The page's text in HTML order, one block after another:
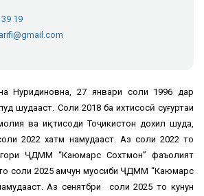
19
Нуридиновна, 27 январи соли 1996 дар
шудааст. Соли 2018 ба ихтисосӣ суғуртаи
ва иқтисоди Тоҷикистон дохил шуда,
2022 хатм намудааст. Аз соли 2022 то
ҶДММ “Каюмарс Сохтмон” фаъолият
соли 2025 ҳамчун муҳосиби ҶДММ “Каюмарс
Аз сенятбри соли 2025 то кунун